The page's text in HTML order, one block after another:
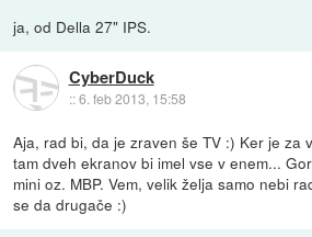
ja, od Della 27" IPS.
CyberDuck
::6. feb 2013, 15:58
Aja, rad bi, da je zraven še TV :) Ker je za
tam dveh ekranov bi imel vse v enem...
mini oz. MBP. Vem, velik želja samo nebi
se da drugače :)